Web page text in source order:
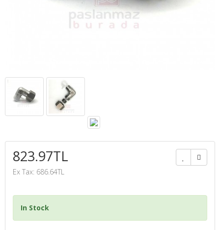
823.97TL
Ex Tax: 686.64TL
In Stock